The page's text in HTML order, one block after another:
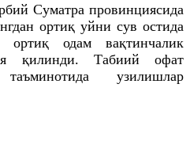
Суматра провинциясида
ортиқ уйни сув остида
одам вақтинчалик
қилинди. Табиий офат
узилишлар